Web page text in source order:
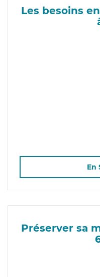
Les besoins
En
Préserver sa